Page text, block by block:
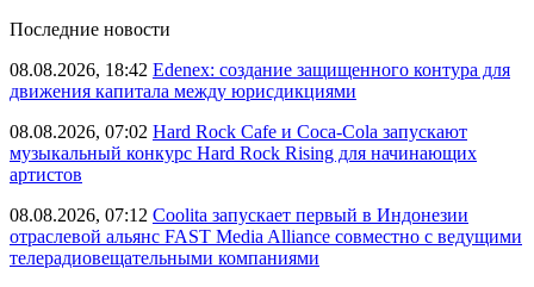
Последние новости
08.08.2026, 18:42 Edenex: создание защищенного контура для
движения капитала между юрисдикциями
08.08.2026, 07:02 Hard Rock Cafe и Coca-Cola запускают
музыкальный конкурс Hard Rock Rising для начинающих
артистов
08.08.2026, 07:12 Coolita запускает первый в Индонезии
отраслевой альянс FAST Media Alliance совместно с ведущими
телерадиовещательными компаниями